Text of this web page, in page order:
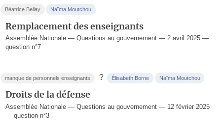
Béatrice Bellay Naïma Moutchou
Remplacement des enseignants
Assemblée Nationale — Questions au gouvernement — 2 avril 2025 —
question n°7
manque de personnels enseignants ? Élisabeth Borne Naïma Moutchou
Droits de la défense
Assemblée Nationale — Questions au gouvernement — 12 février 2025
— question n°3